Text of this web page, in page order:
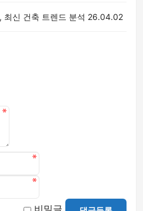
최신 건축 트렌드 분석 26.04.02
비밀글